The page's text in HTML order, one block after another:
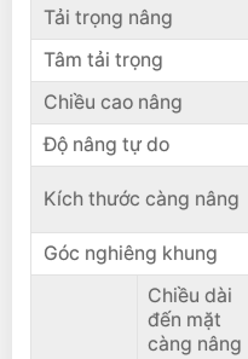
Tải trọng nâng
Tâm tải trọng
Chiều cao nâng
Độ nâng tự do
Kích thước càng nâng
Góc nghiêng khung
Chiều dài
đến mặt
càng nâng